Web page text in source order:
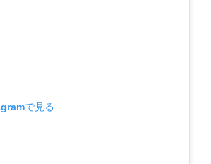
で見る